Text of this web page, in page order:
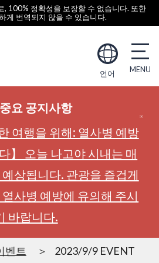
, 100% 정확성을 보장할 수 없습니다. 또한
게 번역되지 않을 수 있습니다.
언어
중요 공지사항
여행을 위해: 열사병 예방
】 오늘 나고야 시내는 매
상됩니다. 관광을 즐겁게
사병 예방에 유의해 주시
바랍니다.
벤트 2023/9/9 EVENT